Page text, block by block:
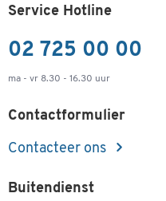
Service Hotline
02 725 00 00
ma - vr 8.30 - 16.30 uur
Contactformulier
Contacteer ons
Buitendienst